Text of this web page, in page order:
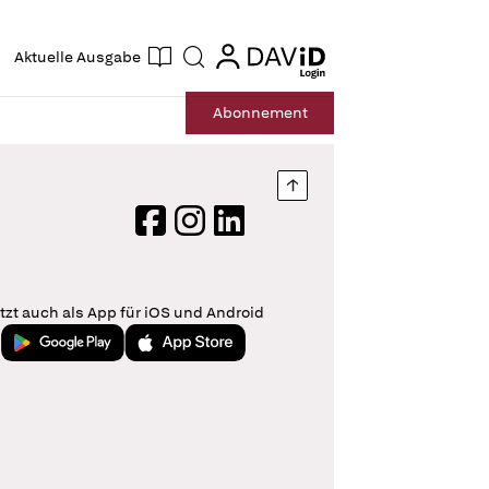
Aktuelle Ausgabe Suche login
login
Abonnement
Nach oben springen
FacebookInstagram
LinkedIn
auch als App für iOS und Android
Jetzt bei Google PlayLaden im App Store